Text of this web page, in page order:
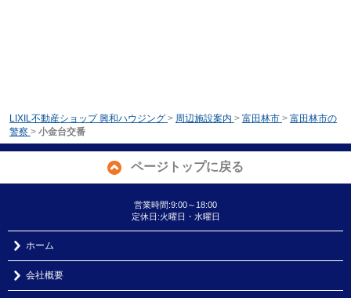
LIXIL不動産ショップ 興和ハウジング > 周辺施設案内 > 富田林市 > 富田林市の
警察 > 小金台交番
ページトップに戻る
営業時間:9:00～18:00
定休日:火曜日・水曜日
ホーム
会社概要